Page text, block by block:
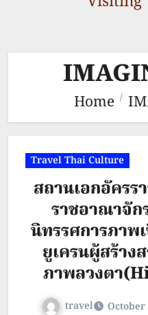
Home
Travel Thai Culture
สถานเอกอัครร
ราชอาณาจัก
นิทรรศการภาพ
ยูเครนผู้สร้าง
ภาพลวงตา
travel October